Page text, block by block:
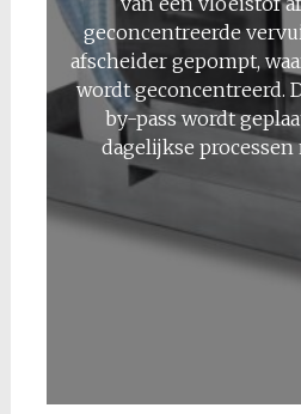
geconcentreerde
afscheider gepompt,
wordt geconcentreerd.
by-pass wordt
dagelijkse